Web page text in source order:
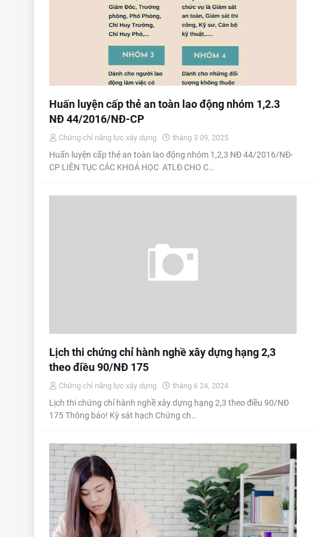
Huấn luyện cấp thẻ an toàn lao động nhóm 1,2.3
NĐ 44/2016/NĐ-CP
Chứng chỉ năng lực xây dựng tháng 3 09, 2025
Huấn luyện cấp thẻ an toàn lao động nhóm 1,2,3 NĐ 44/2016/NĐ-
CP LIÊN TỤC CÁC KHOÁ HỌC ATLĐ CHO C…
Lịch thi chứng chỉ hành nghề xây dựng hạng 2,3
theo điều 90/NĐ 175
Chứng chỉ năng lực xây dựng tháng 6 24, 2024
Lịch thi chứng chỉ hành nghề xây dựng hạng 2,3 theo điều 90/NĐ
175 Thông báo! Kỳ sát hạch Chứng ch…